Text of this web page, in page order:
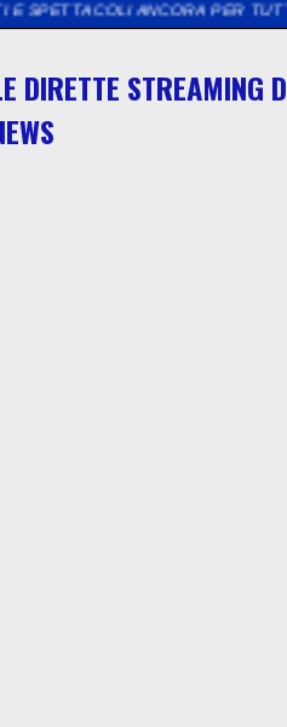
ANCORA PER TUTTO AGOSTO.”
DIRETTE STREAMING